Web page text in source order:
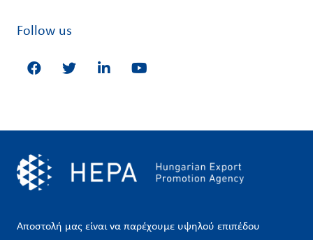
Follow us
Αποστολή μας είναι να παρέχουμε υψηλού επιπέδου